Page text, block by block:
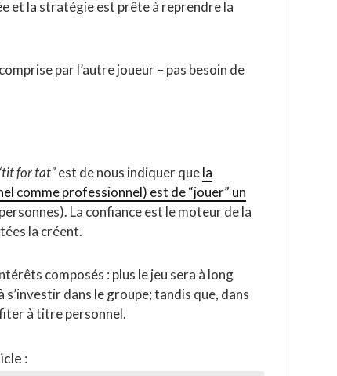
et la stratégie est prête à reprendre la
par l’autre joueur – pas besoin de
for tat”est de nous indiquer quela
comme professionnel) est de “jouer” un
La confiance est le moteur de la
la créent.
composés : plus le jeu sera à long
dans le groupe; tandis que, dans
à titre personnel.
: